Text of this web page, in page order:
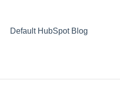
Default HubSpot Blog